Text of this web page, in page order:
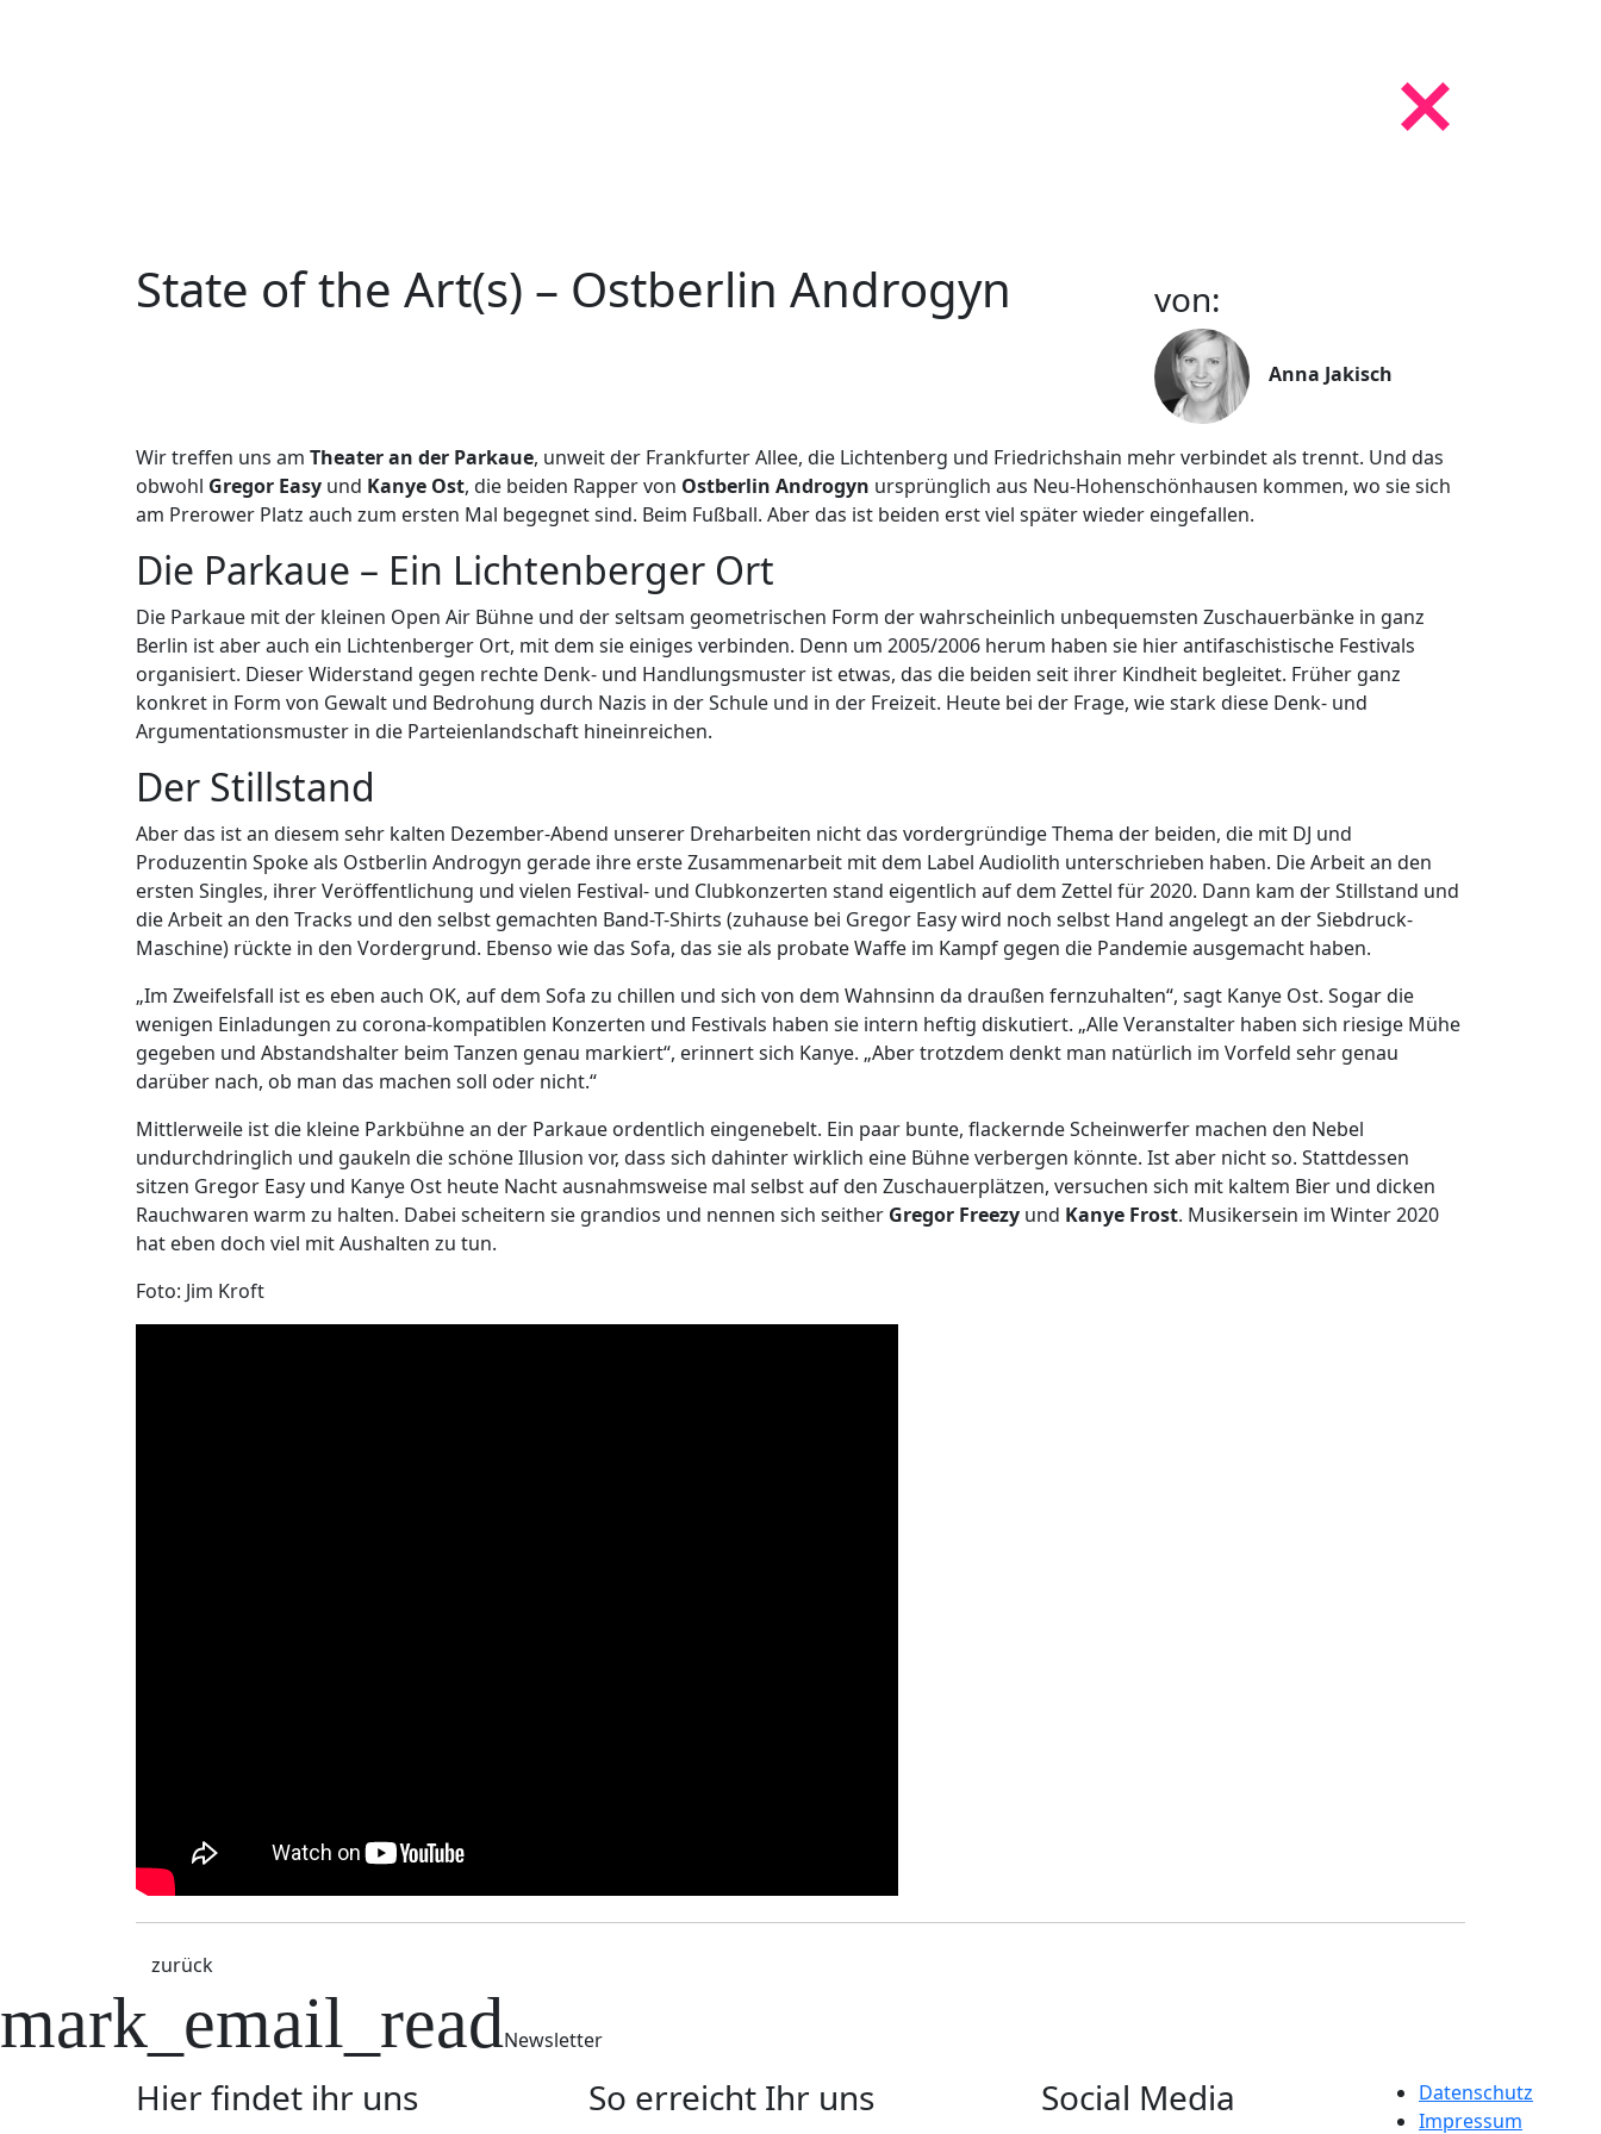
State of the Art(s) – Ostberlin Androgyn von:
Anna Jakisch
Wir treffen uns am Theater an der Parkaue, unweit der Frankfurter Allee, die Lichtenberg und Friedrichshain mehr verbindet als trennt. Und das
obwohl Gregor Easy und Kanye Ost, die beiden Rapper von Ostberlin Androgyn ursprünglich aus Neu-Hohenschönhausen kommen, wo sie sich
am Prerower Platz auch zum ersten Mal begegnet sind. Beim Fußball. Aber das ist beiden erst viel später wieder eingefallen.
Die Parkaue – Ein Lichtenberger Ort
Die Parkaue mit der kleinen Open Air Bühne und der seltsam geometrischen Form der wahrscheinlich unbequemsten Zuschauerbänke in ganz
Berlin ist aber auch ein Lichtenberger Ort, mit dem sie einiges verbinden. Denn um 2005/2006 herum haben sie hier antifaschistische Festivals
organisiert. Dieser Widerstand gegen rechte Denk- und Handlungsmuster ist etwas, das die beiden seit ihrer Kindheit begleitet. Früher ganz
konkret in Form von Gewalt und Bedrohung durch Nazis in der Schule und in der Freizeit. Heute bei der Frage, wie stark diese Denk- und
Argumentationsmuster in die Parteienlandschaft hineinreichen.
Der Stillstand
Aber das ist an diesem sehr kalten Dezember-Abend unserer Dreharbeiten nicht das vordergründige Thema der beiden, die mit DJ und
Produzentin Spoke als Ostberlin Androgyn gerade ihre erste Zusammenarbeit mit dem Label Audiolith unterschrieben haben. Die Arbeit an den
ersten Singles, ihrer Veröffentlichung und vielen Festival- und Clubkonzerten stand eigentlich auf dem Zettel für 2020. Dann kam der Stillstand und
die Arbeit an den Tracks und den selbst gemachten Band-T-Shirts (zuhause bei Gregor Easy wird noch selbst Hand angelegt an der Siebdruck-
Maschine) rückte in den Vordergrund. Ebenso wie das Sofa, das sie als probate Waffe im Kampf gegen die Pandemie ausgemacht haben.
„Im Zweifelsfall ist es eben auch OK, auf dem Sofa zu chillen und sich von dem Wahnsinn da draußen fernzuhalten“, sagt Kanye Ost. Sogar die
wenigen Einladungen zu corona-kompatiblen Konzerten und Festivals haben sie intern heftig diskutiert. „Alle Veranstalter haben sich riesige Mühe
gegeben und Abstandshalter beim Tanzen genau markiert“, erinnert sich Kanye. „Aber trotzdem denkt man natürlich im Vorfeld sehr genau
darüber nach, ob man das machen soll oder nicht.“
Mittlerweile ist die kleine Parkbühne an der Parkaue ordentlich eingenebelt. Ein paar bunte, flackernde Scheinwerfer machen den Nebel
undurchdringlich und gaukeln die schöne Illusion vor, dass sich dahinter wirklich eine Bühne verbergen könnte. Ist aber nicht so. Stattdessen
sitzen Gregor Easy und Kanye Ost heute Nacht ausnahmsweise mal selbst auf den Zuschauerplätzen, versuchen sich mit kaltem Bier und dicken
Rauchwaren warm zu halten. Dabei scheitern sie grandios und nennen sich seither Gregor Freezy und Kanye Frost. Musikersein im Winter 2020
hat eben doch viel mit Aushalten zu tun.
Foto: Jim Kroft
zurück
mark_email_readNewsletter
Hier findet ihr uns So erreicht Ihr uns Social Media
Datenschutz
Impressum